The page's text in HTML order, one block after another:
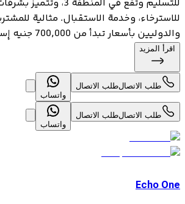
للتسليم وتقع في المنطقة 3،
للاسترخاء، وخدمة الاستقبال. مثالية
والدوليين بأسعار تبدأ من 700,000 جنيه إسترل...
اقرأ المزيد
طلب الاتصالطلب الاتصال
واتساب
طلب الاتصالطلب الاتصال
واتساب
Echo One